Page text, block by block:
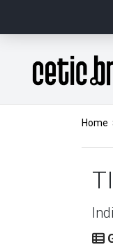
Página inicial
Home